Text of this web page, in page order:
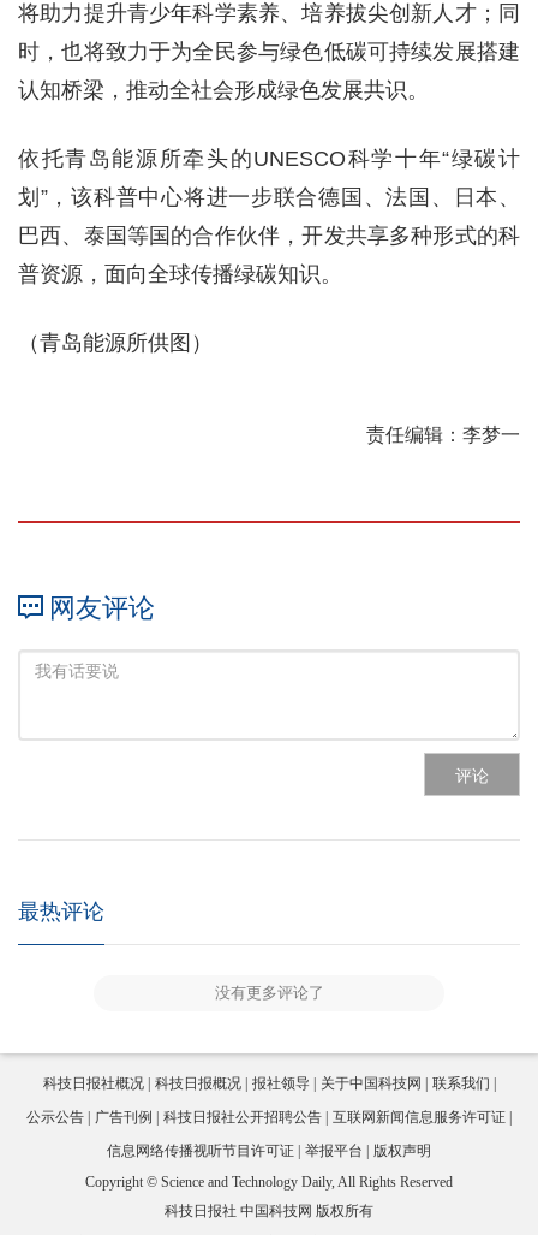
将助力提升青少年科学素养、培养拔尖创新人才；同
时，也将致力于为全民参与绿色低碳可持续发展搭建
认知桥梁，推动全社会形成绿色发展共识。
依托青岛能源所牵头的UNESCO科学十年“绿碳计
划”，该科普中心将进一步联合德国、法国、日本、
巴西、泰国等国的合作伙伴，开发共享多种形式的科
普资源，面向全球传播绿碳知识。
（青岛能源所供图）
责任编辑：李梦一
网友评论
评论
最热评论
没有更多评论了
科技日报社概况 科技日报概况 报社领导 关于中国科技网
联系我们
公示公告
广告刊例 科技日报社公开招聘公告
互联网新闻信息服务许可证
信息网络传播视听节目许可证
举报平台
版权声明
Copyright © Science and Technology Daily, All Rights Reserved
科技日报社 中国科技网 版权所有